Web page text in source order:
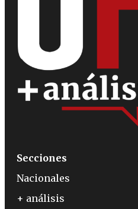
Secciones
Nacionales
+ análisis